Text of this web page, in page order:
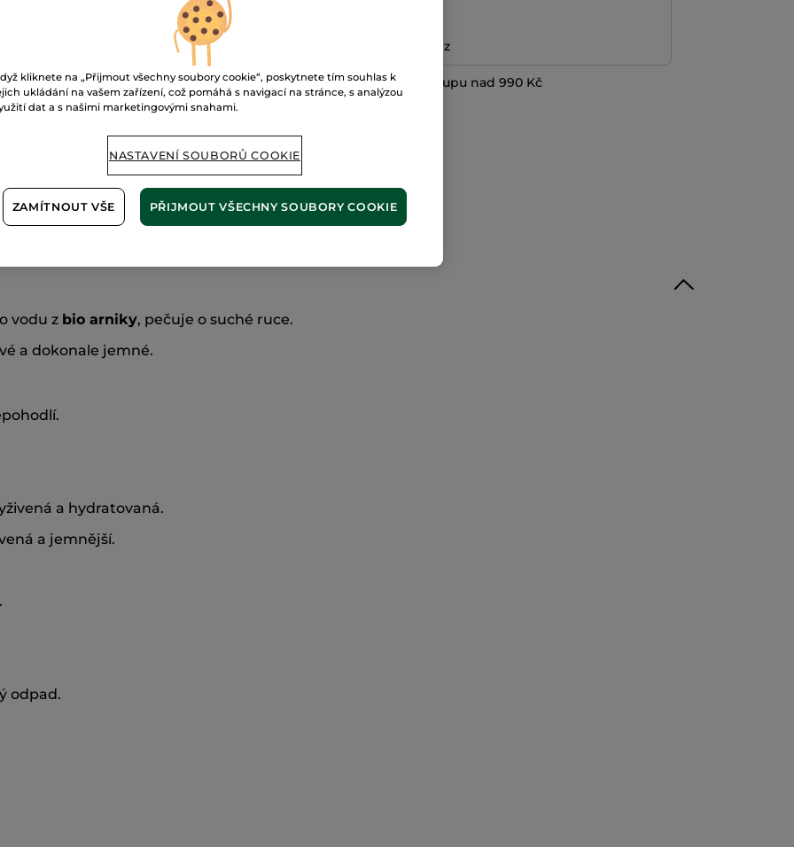
Možnost vrácení peněz
Doprava zdarma při nákupu nad 990 Kč
ZJISTIT VÍCE
vodu z bio arniky, pečuje o suché ruce.
a dokonale jemné.
a hydratovaná.
a jemnější.
odpad.
kliknete na „Přijmout všechny soubory cookie“, poskytnete tím souhlas k
ukládání na vašem zařízení, což pomáhá s navigací na stránce, s analýzou
dat a s našimi marketingovými snahami.
NASTAVENÍ SOUBORŮ COOKIE
ZAMÍTNOUT VŠE PŘIJMOUT VŠECHNY SOUBORY COOKIE